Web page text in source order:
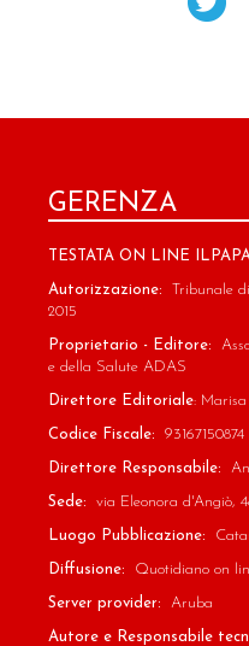
GERENZA
TESTATA ON LINE
Autorizzazione: Tribunale
2015
Proprietario - Editore:
e della Salute ADAS
Direttore Editoriale: Marisa
Codice Fiscale: 93167150874
Direttore Responsabile:
Sede: via Eleonora d'Angiò,
Luogo Pubblicazione:
Diffusione: Quotidiano on
Server provider: Aruba
Autore e Responsabile